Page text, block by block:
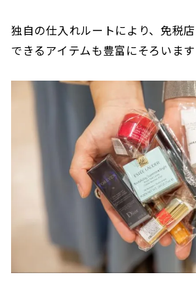
独自の仕入れルートにより、免税
できるアイテムも豊富にそろいます